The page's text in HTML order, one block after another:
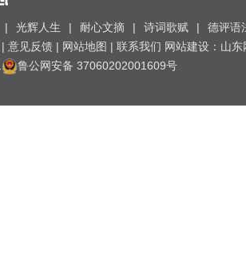
| 光辉人生 | 耐心文摘 | 诗词歌赋 |
德评语
| 意见反馈 | 网站地图 | 联系我们 网站建设： 山东
鲁公网安备 37060202001609号